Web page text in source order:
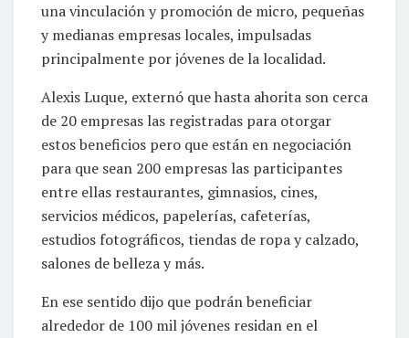
una vinculación y promoción de micro, pequeñas
y medianas empresas locales, impulsadas
principalmente por jóvenes de la localidad.
Alexis Luque, externó que hasta ahorita son cerca
de 20 empresas las registradas para otorgar
estos beneficios pero que están en negociación
para que sean 200 empresas las participantes
entre ellas restaurantes, gimnasios, cines,
servicios médicos, papelerías, cafeterías,
estudios fotográficos, tiendas de ropa y calzado,
salones de belleza y más.
En ese sentido dijo que podrán beneficiar
alrededor de 100 mil jóvenes residan en el